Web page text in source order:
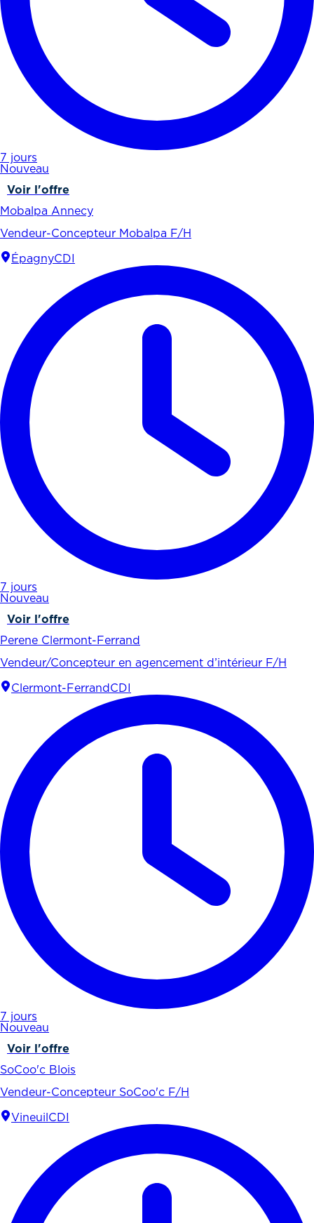
7 jours
Nouveau
Voir l'offre
Mobalpa Annecy
Vendeur-Concepteur Mobalpa F/H
ÉpagnyCDI
7 jours
Nouveau
Voir l'offre
Perene Clermont-Ferrand
Vendeur/Concepteur en agencement d’intérieur F/H
Clermont-Ferrand CDI
7 jours
Nouveau
Voir l'offre
SoCoo'c Blois
Vendeur-Concepteur SoCoo'c F/H
Vineuil CDI